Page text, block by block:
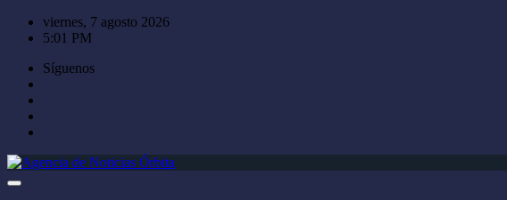
Saltar
viernes, 7 agosto 2026
5:01 PM
Síguenos